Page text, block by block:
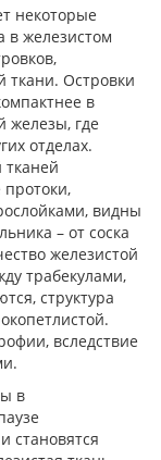
некоторые
в железистом
Островки
в
железы, где
отделах.
видны
– от соска
железистой
трабекулами,
структура
вследствие
в
становятся